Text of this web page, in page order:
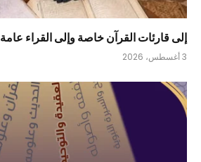
إلى قارئات القرآن خاصة وإلى القراء عامة
3 أغسطس، 2026